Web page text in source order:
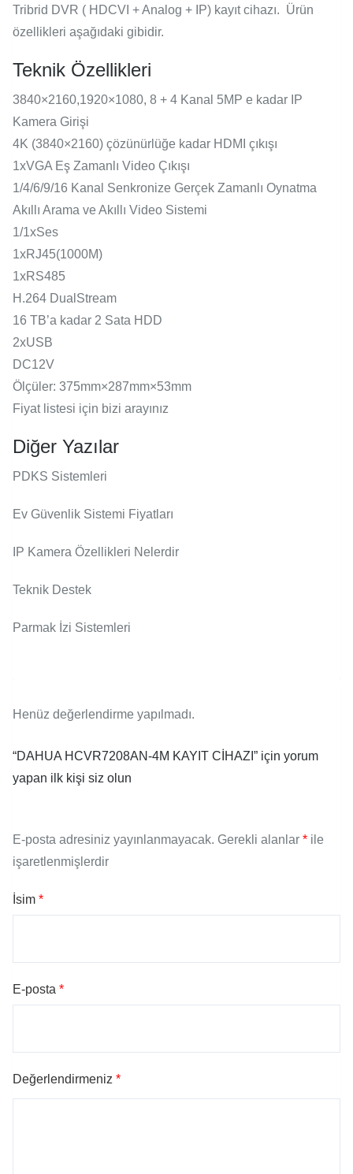
Tribrid DVR ( HDCVI + Analog + IP) kayıt cihazı. Ürün
özellikleri aşağıdaki gibidir.
Teknik Özellikleri
3840×2160,1920×1080, 8 + 4 Kanal 5MP e kadar IP
Kamera Girişi
4K (3840×2160) çözünürlüğe kadar HDMI çıkışı
1xVGA Eş Zamanlı Video Çıkışı
1/4/6/9/16 Kanal Senkronize Gerçek Zamanlı Oynatma
Akıllı Arama ve Akıllı Video Sistemi
1/1xSes
1xRJ45(1000M)
1xRS485
H.264 DualStream
16 TB’a kadar 2 Sata HDD
2xUSB
DC12V
Ölçüler: 375mm×287mm×53mm
Fiyat listesi için bizi arayınız
Diğer Yazılar
PDKS Sistemleri
Ev Güvenlik Sistemi Fiyatları
IP Kamera Özellikleri Nelerdir
Teknik Destek
Parmak İzi Sistemleri
Henüz değerlendirme yapılmadı.
“DAHUA HCVR7208AN-4M KAYIT CİHAZI” için yorum
yapan ilk kişi siz olun
E-posta adresiniz yayınlanmayacak. Gerekli alanlar * ile
işaretlenmişlerdir
İsim *
E-posta *
Değerlendirmeniz *